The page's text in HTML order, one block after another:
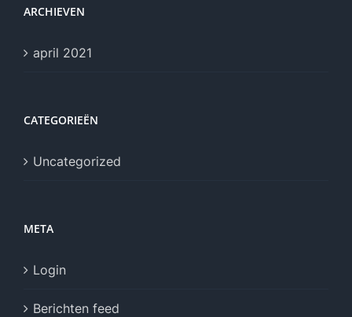
ARCHIEVEN
april 2021
CATEGORIEËN
Uncategorized
META
Login
Berichten feed